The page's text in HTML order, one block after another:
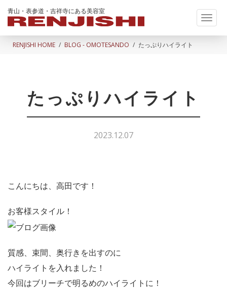
青山・表参道・吉祥寺にある美容室
RENJISHI HOME BLOG - OMOTESANDO たっぷりハイライト
たっぷりハイライト
2023.12.07
こんにちは、高田です！
お客様スタイル！
質感、束間、奥行きを出すのに
ハイライトを入れました！
今回はブリーチで明るめのハイライトに！